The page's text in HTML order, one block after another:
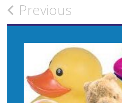
Post
navigation
Previous